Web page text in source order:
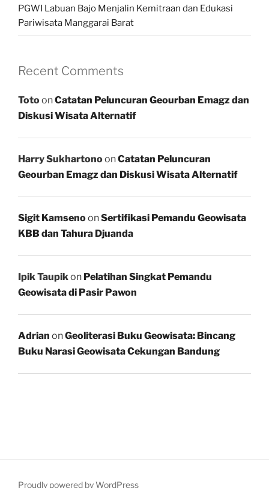
PGWI Labuan Bajo Menjalin Kemitraan dan Edukasi
Pariwisata Manggarai Barat
Recent Comments
TotoonCatatan Peluncuran Geourban Emagz dan
Diskusi Wisata Alternatif
Harry SukhartonoonCatatan Peluncuran
Geourban Emagz dan Diskusi Wisata Alternatif
Sigit KamsenoonSertifikasi Pemandu Geowisata
KBB dan Tahura Djuanda
Ipik Taupikon Pelatihan Singkat Pemandu
Geowisata di Pasir Pawon
Adrian onGeoliterasi Buku Geowisata: Bincang
Buku Narasi Geowisata Cekungan Bandung
Proudly powered by WordPress